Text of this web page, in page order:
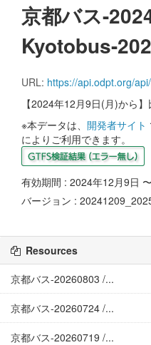
京都バス-
Kyotobus-
URL: https://api.odpt.org/api/v4/files/odpt/KyotoBus/
【2024年12月9日(月)から
※本データは、 開発者サイト
によりご利用できます。
有効期間 : 2024年12月9日
バージョン :
Resources
京都バス-20260803 /...
京都バス-20260724 /...
京都バス-20260719 /...